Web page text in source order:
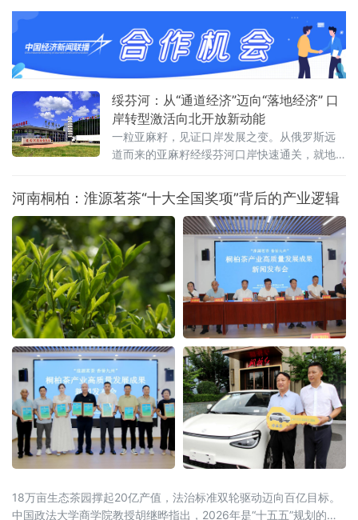
打磨，企业家太阳岛年会已成长为新华社社级标志性论坛，形成“南
有博鳌，北有太阳岛”的全国产业对话IP。本届年会以“新质生产力：
新突破 新途径 新局面 新成果”为核心主题，锚定哈尔滨“三城三
绥芬河：从“通道经济”迈向“落地经济” 口
岸转型激活向北开放新动能
一粒亚麻籽，见证口岸发展之变。从俄罗斯远
道而来的亚麻籽经绥芬河口岸快速通关，就地
后，是百年口岸绥芬河奋力摆脱传统“通道经
济”，聚力发展落地加工，生动展现百年口岸
由“通道经济”向“落地经济”稳步转型的生动实
践。
河南桐柏：淮源茗茶“十大全国奖项”背后的产业逻辑
18万亩生态茶园撑起20亿产值，法治标准双轮驱动迈向百亿目标。
中国政法大学商学院教授胡继晔指出，2026年是“十五五”规划的开